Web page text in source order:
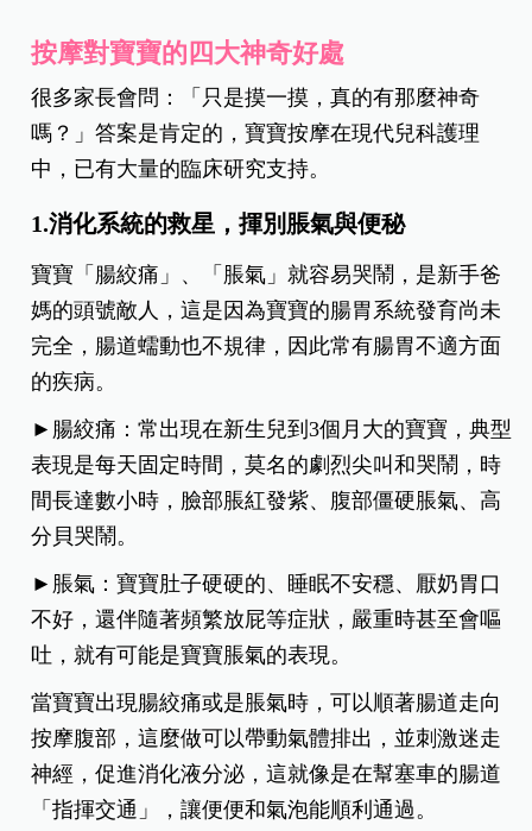
按摩對寶寶的四大神奇好處
很多家長會問：「只是摸一摸，真的有那麼神奇
嗎？」答案是肯定的，寶寶按摩在現代兒科護理
中，已有大量的臨床研究支持。
1.消化系統的救星，揮別脹氣與便秘
寶寶「腸絞痛」、「脹氣」就容易哭鬧，是新手爸
媽的頭號敵人，這是因為寶寶的腸胃系統發育尚未
完全，腸道蠕動也不規律，因此常有腸胃不適方面
的疾病。
►腸絞痛：常出現在新生兒到3個月大的寶寶，典型
表現是每天固定時間，莫名的劇烈尖叫和哭鬧，時
間長達數小時，臉部脹紅發紫、腹部僵硬脹氣、高
分貝哭鬧。
►脹氣：寶寶肚子硬硬的、睡眠不安穩、厭奶胃口
不好，還伴隨著頻繁放屁等症狀，嚴重時甚至會嘔
吐，就有可能是寶寶脹氣的表現。
當寶寶出現腸絞痛或是脹氣時，可以順著腸道走向
按摩腹部，這麼做可以帶動氣體排出，並刺激迷走
神經，促進消化液分泌，這就像是在幫塞車的腸道
「指揮交通」，讓便便和氣泡能順利通過。